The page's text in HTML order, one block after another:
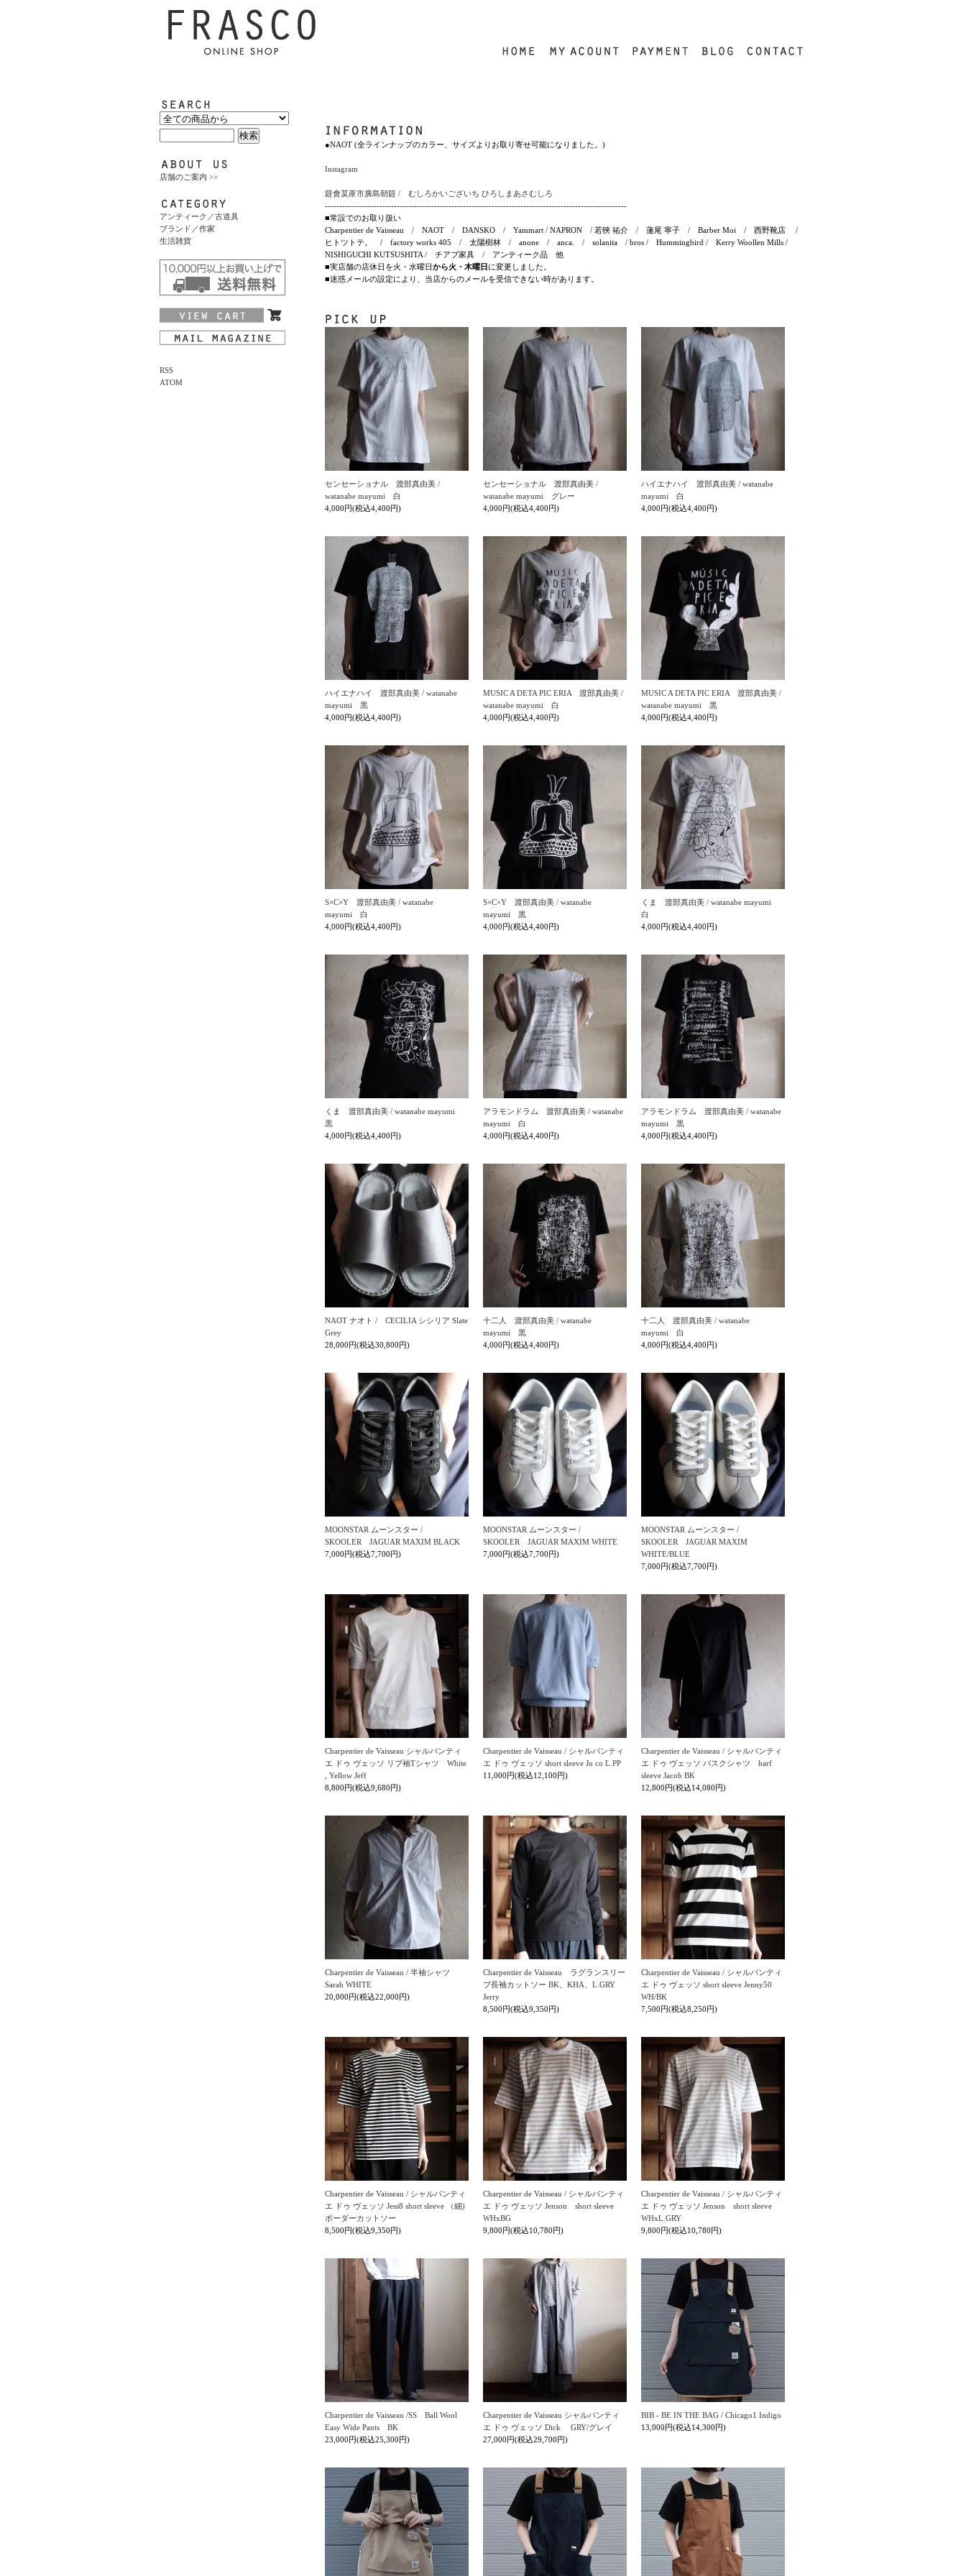
店舗のご案内 >>
アンティーク／古道具
ブランド／作家
生活雑貨
RSS
ATOM
●NAOT (全ラインナップのカラー、サイズよりお取り寄せ可能になりました。)
Instagram
筵會茣蓙市廣島朝筵 / むしろかいございち ひろしまあさむしろ
---------------------------------------------------------------------------------------------------------
■常設でのお取り扱い
Charpentier de Vaisseau / NAOT / DANSKO / Yammart / NAPRON / 若狹 祐介 / 蓮尾 寧子 / Barber Moi / 西野靴店 /
ヒトツトテ。 / factory works 405 / 太陽樹林 / anone / anca. / solanita / bros / Hummingbird / Kerry Woollen Mills /
NISHIGUCHI KUTSUSHITA / チアブ家具 / アンティーク品 他
■実店舗の店休日を火・水曜日から火・木曜日に変更しました。
■迷惑メールの設定により、当店からのメールを受信できない時があります。
センセーショナル 渡部真由美 /
watanabe mayumi 白
4,000円(税込4,400円)
センセーショナル 渡部真由美 /
watanabe mayumi グレー
4,000円(税込4,400円)
ハイエナハイ 渡部真由美 / watanabe
mayumi 白
4,000円(税込4,400円)
ハイエナハイ 渡部真由美 / watanabe
mayumi 黒
4,000円(税込4,400円)
MUSIC A DETA PIC ERIA 渡部真由美 /
watanabe mayumi 白
4,000円(税込4,400円)
MUSIC A DETA PIC ERIA 渡部真由美 /
watanabe mayumi 黒
4,000円(税込4,400円)
S×C×Y 渡部真由美 / watanabe
mayumi 白
4,000円(税込4,400円)
S×C×Y 渡部真由美 / watanabe
mayumi 黒
4,000円(税込4,400円)
くま 渡部真由美 / watanabe mayumi
白
4,000円(税込4,400円)
くま 渡部真由美 / watanabe mayumi
黒
4,000円(税込4,400円)
アラモンドラム 渡部真由美 / watanabe
mayumi 白
4,000円(税込4,400円)
アラモンドラム 渡部真由美 / watanabe
mayumi 黒
4,000円(税込4,400円)
NAOT ナオト / CECILIA シシリア Slate
Grey
28,000円(税込30,800円)
十二人 渡部真由美 / watanabe
mayumi 黒
4,000円(税込4,400円)
十二人 渡部真由美 / watanabe
mayumi 白
4,000円(税込4,400円)
MOONSTAR ムーンスター /
SKOOLER JAGUAR MAXIM BLACK
7,000円(税込7,700円)
MOONSTAR ムーンスター /
SKOOLER JAGUAR MAXIM WHITE
7,000円(税込7,700円)
MOONSTAR ムーンスター /
SKOOLER JAGUAR MAXIM
WHITE/BLUE
7,000円(税込7,700円)
Charpentier de Vaisseau シャルパンティ
エ ドゥ ヴェッソ リブ袖Tシャツ White
, Yellow Jeff
8,800円(税込9,680円)
Charpentier de Vaisseau / シャルパンティ
エ ドゥ ヴェッソ short sleeve Jo co L.PP
11,000円(税込12,100円)
Charpentier de Vaisseau / シャルパンティ
エ ドゥ ヴェッソ バスクシャツ harf
sleeve Jacob BK
12,800円(税込14,080円)
Charpentier de Vaisseau / 半袖シャツ
Sarah WHITE
20,000円(税込22,000円)
Charpentier de Vaisseau ラグランスリー
ブ長袖カットソー BK、KHA、L.GRY
Jerry
8,500円(税込9,350円)
Charpentier de Vaisseau / シャルパンティ
エ ドゥ ヴェッソ short sleeve Jenny50
WH/BK
7,500円(税込8,250円)
Charpentier de Vaisseau / シャルパンティ
エ ドゥ ヴェッソ Jess8 short sleeve （細)
ボーダーカットソー
8,500円(税込9,350円)
Charpentier de Vaisseau / シャルパンティ
エ ドゥ ヴェッソ Jenson short sleeve
WHxBG
9,800円(税込10,780円)
Charpentier de Vaisseau / シャルパンティ
エ ドゥ ヴェッソ Jenson short sleeve
WHxL.GRY
9,800円(税込10,780円)
Charpentier de Vaisseau /SS Ball Wool
Easy Wide Pants BK
23,000円(税込25,300円)
Charpentier de Vaisseau シャルパンティ
エ ドゥ ヴェッソ Dick GRY/グレイ
27,000円(税込29,700円)
BIB - BE IN THE BAG / Chicago1 Indigo
13,000円(税込14,300円)